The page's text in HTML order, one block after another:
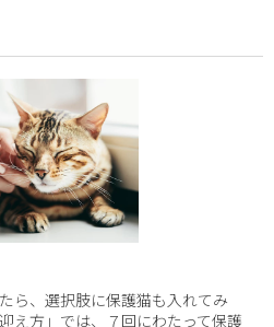
ら、選択肢に保護猫も入れてみ
え方」では、７回にわたって保護